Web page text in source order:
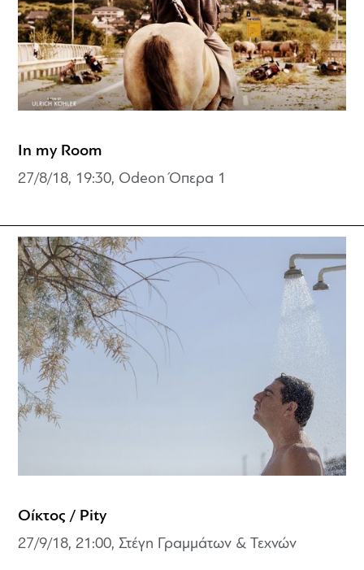
In my Room
27/8/18, 19:30, Odeon Όπερα 1
Οίκτος / Pity
27/9/18, 21:00, Στέγη Γραμμάτων & Τεχνών